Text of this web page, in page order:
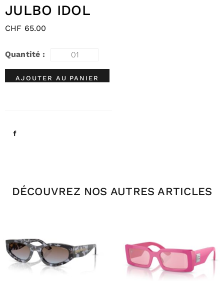
JULBO IDOL
CHF 65.00
AJOUTER AU PANIER
DÉCOUVREZ NOS AUTRES ARTICLES